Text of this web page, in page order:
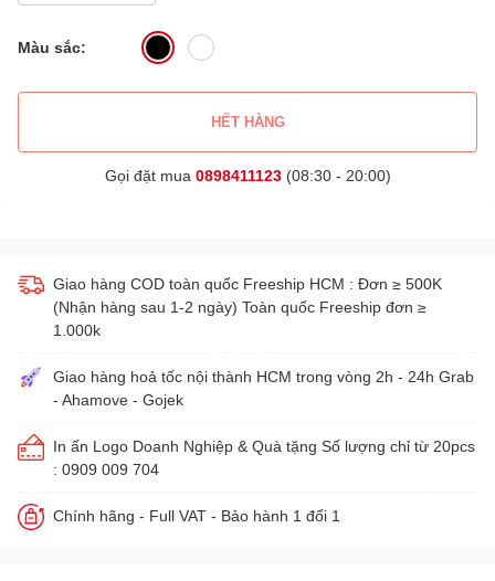
Màu sắc:
HẾT HÀNG
Gọi đặt mua 0898411123(08:30 - 20:00)
Giao hàng COD toàn quốc Freeship HCM : Đơn ≥ 500K
(Nhận hàng sau 1-2 ngày) Toàn quốc Freeship đơn ≥
1.000k
Giao hàng hoả tốc nội thành HCM trong vòng 2h - 24h Grab
- Ahamove - Gojek
In ấn Logo Doanh Nghiệp & Quà tặng Số lượng chỉ từ 20pcs
: 0909 009 704
Chính hãng - Full VAT - Bảo hành 1 đổi 1